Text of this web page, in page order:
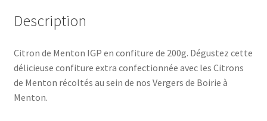
Description
Citron de Menton IGP en confiture de 200g. Dégustez cette
délicieuse confiture extra confectionnée avec les Citrons
de Menton récoltés au sein de nos Vergers de Boirie à
Menton.